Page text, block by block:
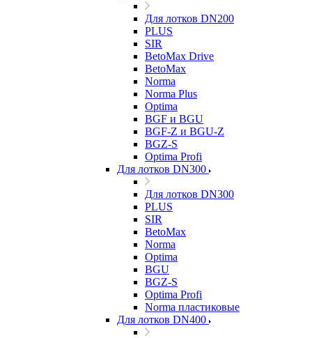
Для лотков DN200
PLUS
SIR
BetoMax Drive
BetoMax
Norma
Norma Plus
Optima
BGF и BGU
BGF-Z и BGU-Z
BGZ-S
Optima Profi
Для лотков DN300
Для лотков DN300
PLUS
SIR
BetoMax
Norma
Optima
BGU
BGZ-S
Optima Profi
Norma пластиковые
Для лотков DN400